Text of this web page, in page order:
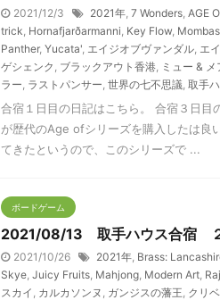
2021/12/3 2021年, 7 Wonders, AGE
trick, Hornafjarðarmanni, Key Flow,
Panther, Yucata', エイジオブヴァンダル, エ
ゲシェンク , ブラックアウト香港, ミュー & メ
ラー, ラストパンサー, 世界の七不思議, 取手
合宿１日目の日記はこちら。 合宿３日目
が歴代のAge ofシリーズを購入したは良
てきたというので、このシリーズで ...
ボードゲーム
2021/08/13 取手ハウス合宿
2021/10/26 2021年, Brass:
Skye, Juicy Fruits, Mahjong, Modern Art,
スカイ , カルカソンヌ , ガンジスの藩王, クリ